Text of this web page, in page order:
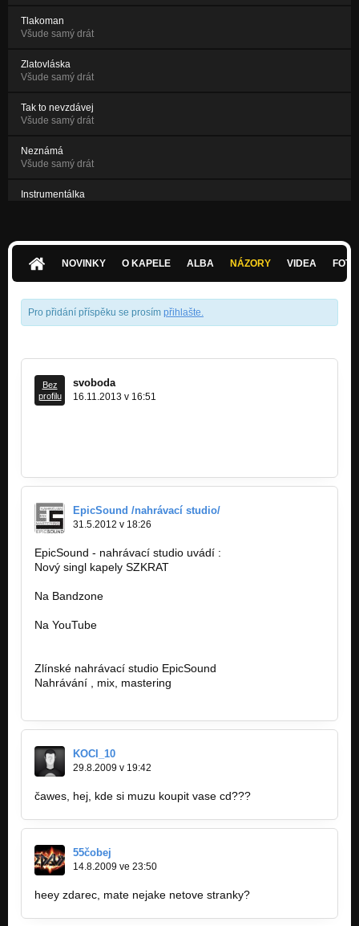
Tlakoman
Všude samý drát
Zlatovláska
Všude samý drát
Tak to nevzdávej
Všude samý drát
Neznámá
Všude samý drát
Instrumentálka
Útěk z reality
NOVINKY O KAPELE ALBA NÁZORY VIDEA
Pro přidání příspěku se prosím přihlašte.
Bez
profilu
svoboda
16.11.2013 v 16:51
EpicSound /nahrávací studio/
31.5.2012 v 18:26
EpicSound - nahrávací studio uvádí :
Nový singl kapely SZKRAT
Na Bandzone
Na YouTube
Zlínské nahrávací studio EpicSound
Nahrávání , mix, mastering
KOCI_10
29.8.2009 v 19:42
čawes, hej, kde si muzu koupit vase cd???
55čobej
14.8.2009 ve 23:50
heey zdarec, mate nejake netove stranky?